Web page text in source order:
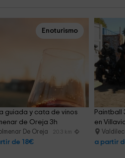
Enoturismo
guiada y cata de vinos
de Oreja 3h
De Oreja 20.3 km
de 18€
en
a partir